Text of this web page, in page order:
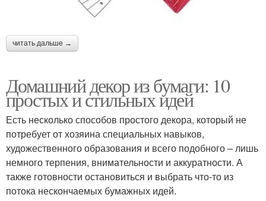
читать дальше →
Домашний декор из бумаги: 10
простых и стильных идей
Есть несколько способов простого декора, который не
потребует от хозяина специальных навыков,
художественного образования и всего подобного – лишь
немного терпения, внимательности и аккуратности. А
также готовности остановиться и выбрать что-то из
потока нескончаемых бумажных идей.